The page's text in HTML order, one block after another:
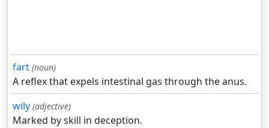
fart (noun)
A reflex that expels intestinal gas through the anus.
wily (adjective)
Marked by skill in deception.